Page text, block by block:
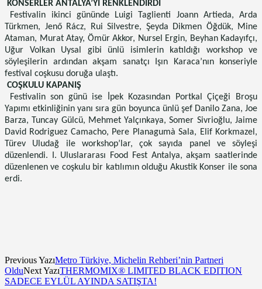
KONSERLER ANTALYA’YI RENKLENDİRDİ
Festivalin ikinci gününde Luigi Taglienti Joann Artieda, Arda
Türkmen, Jenő Rácz, Rui Silvestre, Şeyda Dikmen Öğdük, Mine
Ataman, Murat Atay, Ömür Akkor, Nursel Ergin, Beyhan Kadayıfçı,
Uğur Volkan Uysal gibi ünlü isimlerin katıldığı workshop ve
söyleşilerin ardından akşam sanatçı Işın Karaca’nın konseriyle
festival coşkusu doruğa ulaştı.
COŞKULU KAPANIŞ
Festivalin son günü ise İpek Kozasından Portkal Çiçeği Broşu
Yapımı etkinliğinin yanı sıra gün boyunca ünlü şef Danilo Zana, Joe
Barza, Tuncay Gülcü, Mehmet Yalçınkaya, Somer Sivrioğlu, Jaime
David Rodriguez Camacho, Pere Planagumà Sala, Elif Korkmazel,
Türev Uludağ ile workshop’lar, çok sayıda panel ve söyleşi
düzenlendi. I. Uluslararası Food Fest Antalya, akşam saatlerinde
düzenlenen ve coşkulu bir katılımın olduğu Akustik Konser ile sona
erdi.
Previous YazıMetro Türkiye, Michelin Rehberi’nin Partneri
OlduNext YazıTHERMOMIX® LIMITED BLACK EDITION
SADECE EYLÜL AYINDA SATIŞTA!